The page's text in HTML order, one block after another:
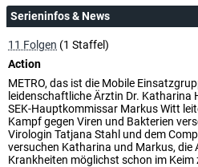
Serieninfos & News
11 Folgen (1 Staffel)
Action
METRO, das ist die Mobile
leidenschaftliche Ärztin Dr. Katharina
SEK-Hauptkommissar Markus Witt
Kampf gegen Viren und Bakterien
Virologin Tatjana Stahl und dem
versuchen Katharina und Markus,
Krankheiten möglichst schon im Keim